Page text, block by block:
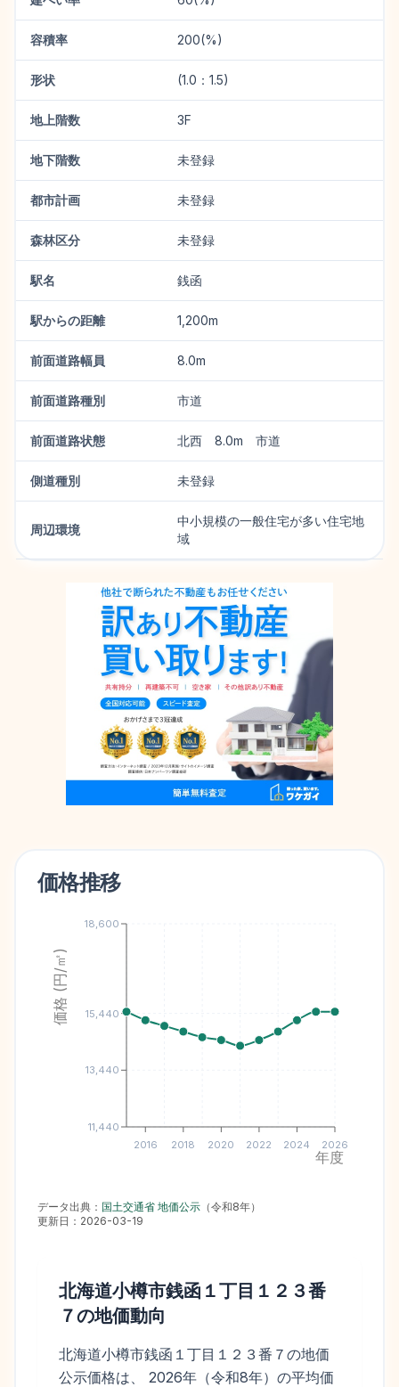
容積率 200(%)
形状 (1.0：1.5)
地上階数 3F
地下階数 未登録
都市計画 未登録
森林区分 未登録
駅名 銭函
駅からの距離 1,200m
前面道路幅員 8.0m
前面道路種別 市道
前面道路状態 北西 8.0m 市道
側道種別 未登録
周辺環境
中小規模の一般住宅が多い住宅地
域
価格推移
2016 2018 2020 2022 2024 2026
年度
11,440
13,440
15,440
18,600
価格 (円/㎡)
データ出典： 国土交通省 地価公示 （令和8年）
更新日： 2026-03-19
北海道小樽市銭函１丁目１２３番
７の地価動向
北海道小樽市銭函１丁目１２３番７の地価
公示価格は、 2026年（令和8年）の平均価